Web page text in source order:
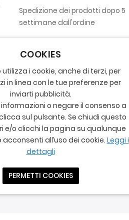
COOKIES
i cookie, anche di terzi, per
in linea con le tue preferenze per
inviarti pubblicità.
o negare il consenso a
sul pulsante. Se chiudi questo
e/o clicchi la pagina su qualunque
all’uso dei cookie. Leggi i
dettagli
PERMETTI COOKIES
Spedizione dei prodotti dopo 5
settimane dall'ordine